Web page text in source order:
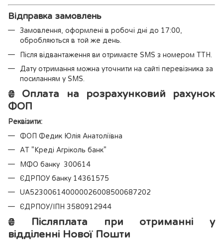
Відправка замовлень
Замовлення, оформлені в робочі дні до 17:00,
обробляються в той же день.
Після відвантаження ви отримаєте SMS з номером ТТН.
Дату отримання можна уточнити на сайті перевізника за
посиланням у SMS.
₴ Оплата на розрахунковий рахунок
ФОП
Реквізити:
ФОП Федик Юлія Анатоліївна
АТ "Креді Агріколь банк"
МФО банку 300614
ЄДРПОУ банку 14361575
UA523006140000026008500687202
ЄДРПОУ/ІПН 3580912944
₴ Післяплата при отриманні у
відділенні Нової Пошти